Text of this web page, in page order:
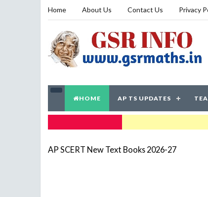
Home About Us Contact Us Privacy
HOME AP TS UPDATES
AP SCERT New Text Books 2026-27